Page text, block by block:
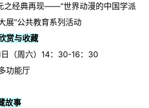
之经典再现——“世界动漫的中国学派
”公共教育系列活动
赏与收藏
（周六）14：30-16：30
功能厅
故事